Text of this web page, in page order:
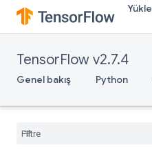
Yükle
TensorFlow v2.7.4
Genel bakış Python
SparseSegmentSumGrad
Split
SplitDedupData
Stack